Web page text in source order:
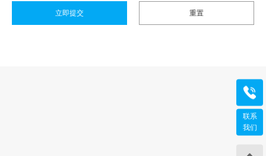
立即提交 重置
咨询
400-
工作
联系
我们